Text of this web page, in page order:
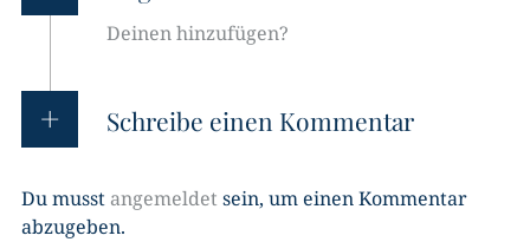
Deinen hinzufügen?
Schreibe einen Kommentar
Du musst angemeldet sein, um einen Kommentar
abzugeben.